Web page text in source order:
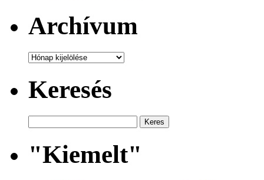
Archívum
Archívum
Keresés
"Kiemelt"